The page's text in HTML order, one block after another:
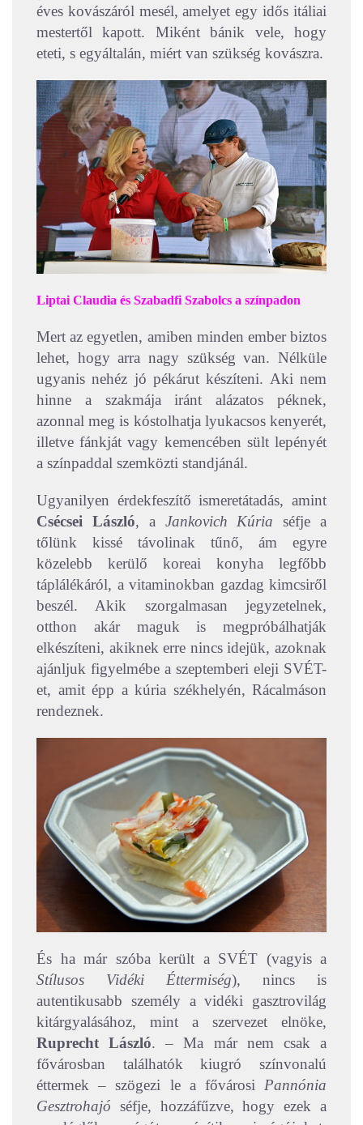
éves kovászáról mesél, amelyet egy idős itáliai
mestertől kapott. Miként bánik vele, hogy
eteti, s egyáltalán, miért van szükség kovászra.
Liptai Claudia és Szabadfi Szabolcs a színpadon
Mert az egyetlen, amiben minden ember biztos
lehet, hogy arra nagy szükség van. Nélküle
ugyanis nehéz jó pékárut készíteni. Aki nem
hinne a szakmája iránt alázatos péknek,
azonnal meg is kóstolhatja lyukacsos kenyerét,
illetve fánkját vagy kemencében sült lepényét
a színpaddal szemközti standjánál.
Ugyanilyen érdekfeszítő ismeretátadás, amint
Csécsei László, a Jankovich Kúria séfje a
tőlünk kissé távolinak tűnő, ám egyre
közelebb kerülő koreai konyha legfőbb
táplálékáról, a vitaminokban gazdag kimcsiről
beszél. Akik szorgalmasan jegyzetelnek,
otthon akár maguk is megpróbálhatják
elkészíteni, akiknek erre nincs idejük, azoknak
ajánljuk figyelmébe a szeptemberi eleji SVÉT-
et, amit épp a kúria székhelyén, Rácalmáson
rendeznek.
És ha már szóba került a SVÉT (vagyis a
Stílusos Vidéki Éttermiség), nincs is
autentikusabb személy a vidéki gasztrovilág
kitárgyalásához, mint a szervezet elnöke,
Ruprecht László. – Ma már nem csak a
fővárosban találhatók kiugró színvonalú
éttermek – szögezi le a fővárosi Pannónia
Gesztrohajó séfje, hozzáfűzve, hogy ezek a